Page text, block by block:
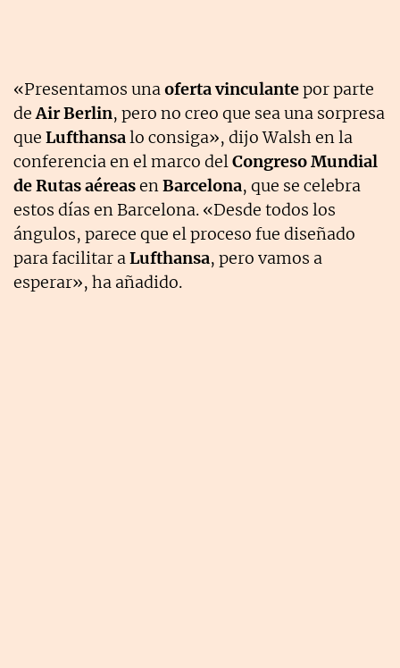
«Presentamos unaoferta vinculantepor parte
deAir Berlin, pero no creo que sea una sorpresa
que Lufthansalo consiga», dijo Walsh en la
conferencia en el marco delCongreso Mundial
de Rutas aéreasenBarcelona, que se celebra
estos días en Barcelona. «Desde todos los
ángulos, parece que el proceso fue diseñado
para facilitar aLufthansa, pero vamos a
esperar», ha añadido.